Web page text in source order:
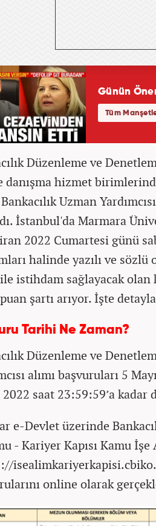
Düzenleme ve
danışma hizmet
Uzman
İstanbul'da Marmara
2022 Cumartesi günü
halinde yazılı ve
ile istihdam sağlayacak
şartı arıyor. İşte
Tarihi Ne Zaman?
Düzenleme ve
alımı başvuruları 5
2022 saat 23:59:59’a kadar
e-Devlet üzerinde
- Kariyer Kapısı Kamu İşe
online olarak